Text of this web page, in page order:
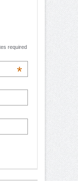
required
*